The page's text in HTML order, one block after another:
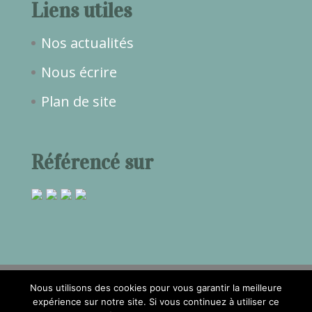
Liens utiles
Nos actualités
Nous écrire
Plan de site
Référencé sur
Nous utilisons des cookies pour vous garantir la meilleure
expérience sur notre site. Si vous continuez à utiliser ce